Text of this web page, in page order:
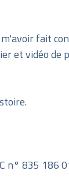
fait
et vidéo de
n° 835 186